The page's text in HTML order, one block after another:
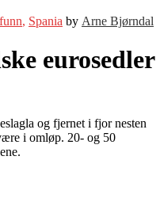
, Spania by Arne Bjørndal
eurosedler
og fjernet i fjor nesten
i omløp. 20- og 50